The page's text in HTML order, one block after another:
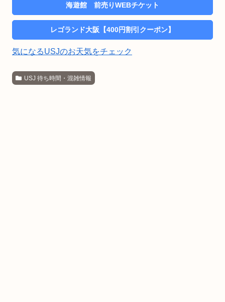
海遊館 前売りWEBチケット
レゴランド大阪【400円割引クーポン】
気になるUSJのお天気をチェック
USJ 待ち時間・混雑情報